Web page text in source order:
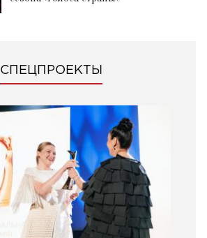
СПЕЦПРОЕКТЫ